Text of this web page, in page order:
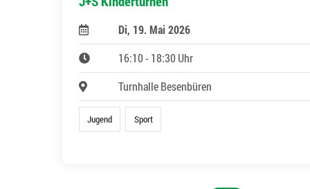
Di, 19. Mai 2026
16:10 - 18:30 Uhr
Turnhalle Besenbüren
Jugend Sport